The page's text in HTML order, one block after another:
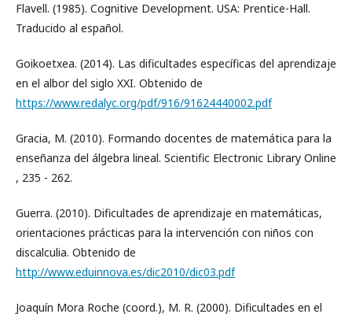
Flavell. (1985). Cognitive Development. USA: Prentice-Hall.
Traducido al español.
Goikoetxea. (2014). Las dificultades específicas del aprendizaje
en el albor del siglo XXI. Obtenido de
https://www.redalyc.org/pdf/916/91624440002.pdf
Gracia, M. (2010). Formando docentes de matemática para la
enseñanza del álgebra lineal. Scientific Electronic Library Online
, 235 - 262.
Guerra. (2010). Dificultades de aprendizaje en matemáticas,
orientaciones prácticas para la intervención con niños con
discalculia. Obtenido de
http://www.eduinnova.es/dic2010/dic03.pdf
Joaquín Mora Roche (coord.), M. R. (2000). Dificultades en el